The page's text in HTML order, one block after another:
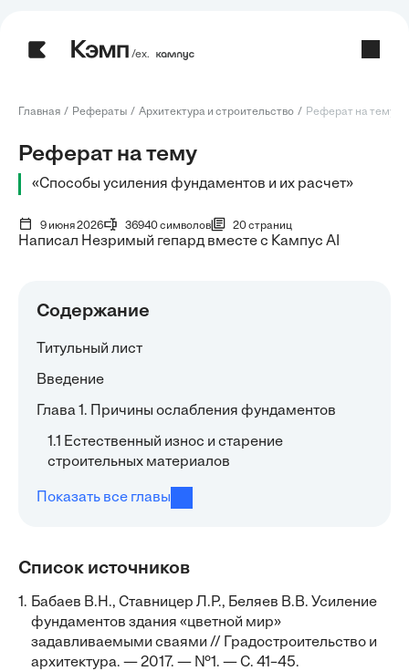
/ех.
Главная Рефераты Архитектура и строительство Реферат на тему:
Реферат на тему
«Способы усиления фундаментов и их расчет»
9 июня 2026 36940 символов 20 страниц
Написал Незримый гепард вместе с Кампус AI
Содержание
Титульный лист
Введение
Глава 1. Причины ослабления фундаментов
1.1 Естественный износ и старение
строительных материалов
Показать все главы
Список источников
1. Бабаев В.Н., Ставницер Л.Р., Беляев В.В. Усиление
фундаментов здания «цветной мир»
задавливаемыми сваями // Градостроительство и
архитектура. — 2017. — №1. — С. 41–45.